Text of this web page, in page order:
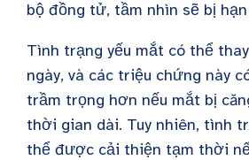
bộ đồng tử, tầm nhìn sẽ bị hạn
Tình trạng yếu mắt có thể
ngày, và các triệu chứng này
trầm trọng hơn nếu mắt bị
thời gian dài. Tuy nhiên, tình
thể được cải thiện tạm thời